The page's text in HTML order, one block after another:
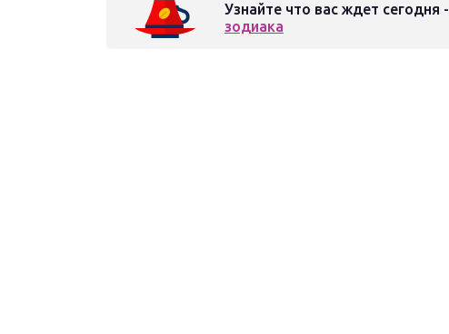
Узнайте что вас ждет сегодня -
зодиака